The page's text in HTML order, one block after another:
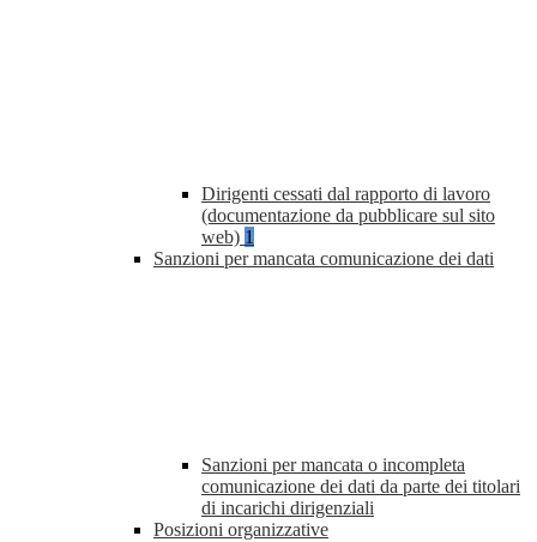
Dirigenti cessati dal rapporto di lavoro
(documentazione da pubblicare sul sito
web) 1
Sanzioni per mancata comunicazione dei dati
Sanzioni per mancata o incompleta
comunicazione dei dati da parte dei titolari
di incarichi dirigenziali
Posizioni organizzative